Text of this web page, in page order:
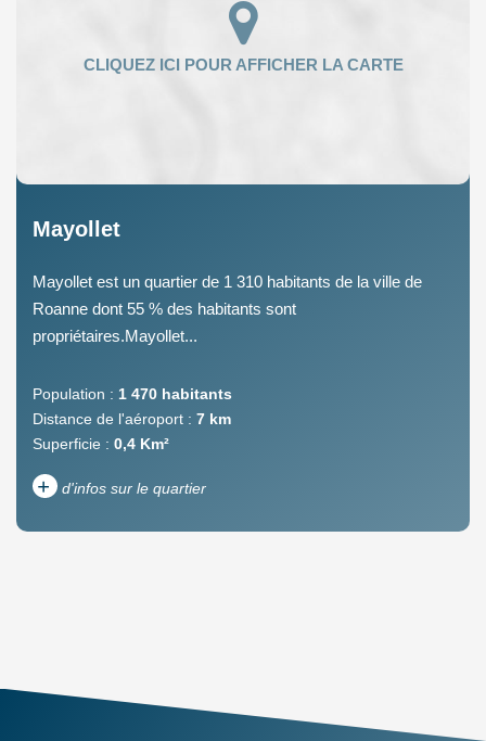
Mayollet
Mayollet est un quartier de 1 310 habitants de la ville de
Roanne dont 55 % des habitants sont
propriétaires.Mayollet...
Population : 1 470 habitants
Distance de l'aéroport : 7 km
Superficie : 0,4 Km²
+ d'infos sur le quartier
TAUX DE PROPRIÉTAIRES